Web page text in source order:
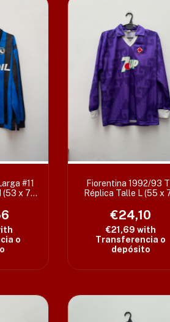
#11
(53 x 70
o
Fiorentina 1992/93
Réplica Talle L (55 x
€24,10
€21,69 with
Transferencia o
depósito